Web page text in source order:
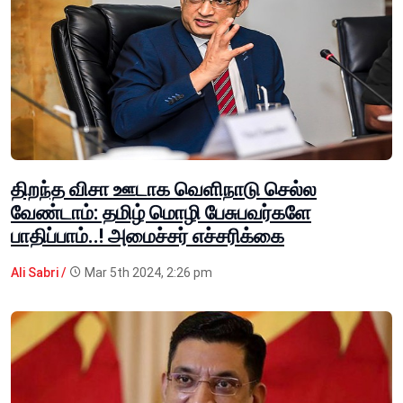
திறந்த விசா ஊடாக வெளிநாடு செல்ல
வேண்டாம்: தமிழ் மொழி பேசுபவர்களே
பாதிப்பாம்..! அமைச்சர் எச்சரிக்கை
Ali Sabri / Mar 5th 2024, 2:26 pm